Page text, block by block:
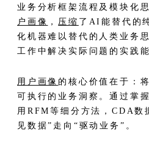
业务分析框架流程及模块化
户画像 ， 压缩 了AI能替代的
化机器难以替代的人类业务
工作中解决实际问题的实践能
用户画像 的核心价值在于：
可执行的业务洞察。通过掌
用RFM等细分方法，CDA数
见数据”走向“驱动业务”。